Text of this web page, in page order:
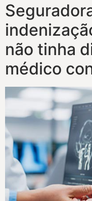
não tinha
médico